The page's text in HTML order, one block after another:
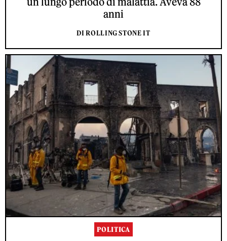
anni
DI ROLLING STONE IT
POLITICA